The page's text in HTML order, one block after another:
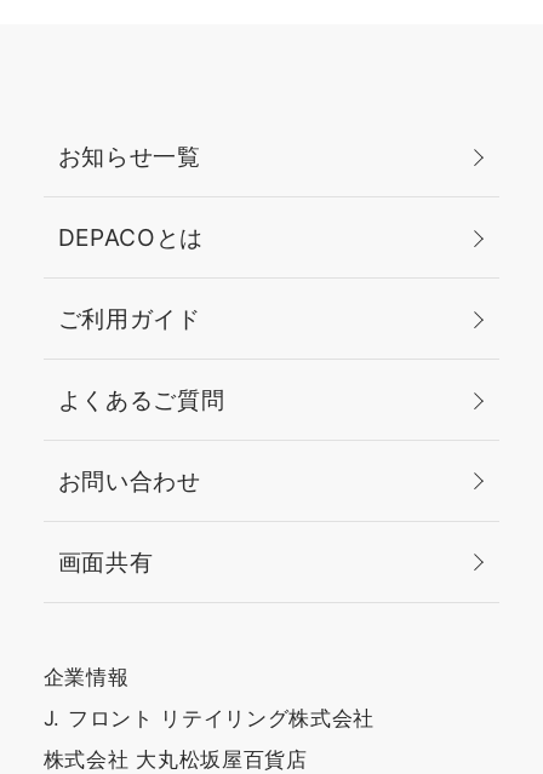
お知らせ一覧
DEPACOとは
ご利用ガイド
よくあるご質問
お問い合わせ
画面共有
企業情報
J. フロント リテイリング株式会社
株式会社 大丸松坂屋百貨店